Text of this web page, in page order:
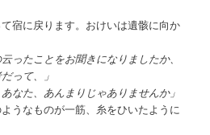
宿に戻ります。おけいは遺骸に向か
ったことをお聞きになりましたか、
って、」
なた、あんまりじゃありませんか」
うなものが一筋、糸をひいたように